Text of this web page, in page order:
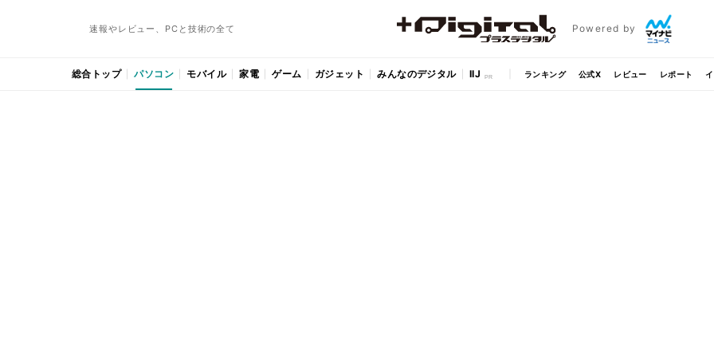
速報やレビュー、PCと技術の全て Powered by
総合トップ パソコン モバイル 家電 ゲーム ガジェット みんなのデジタル IIJ ランキング 公式X レビュー レポート